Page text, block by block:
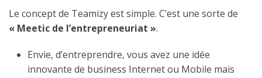
Le concept de Teamizy est simple. C’est une sorte de
« Meetic de l’entrepreneuriat ».
Envie, d’entreprendre, vous avez une idée
innovante de business Internet ou Mobile mais